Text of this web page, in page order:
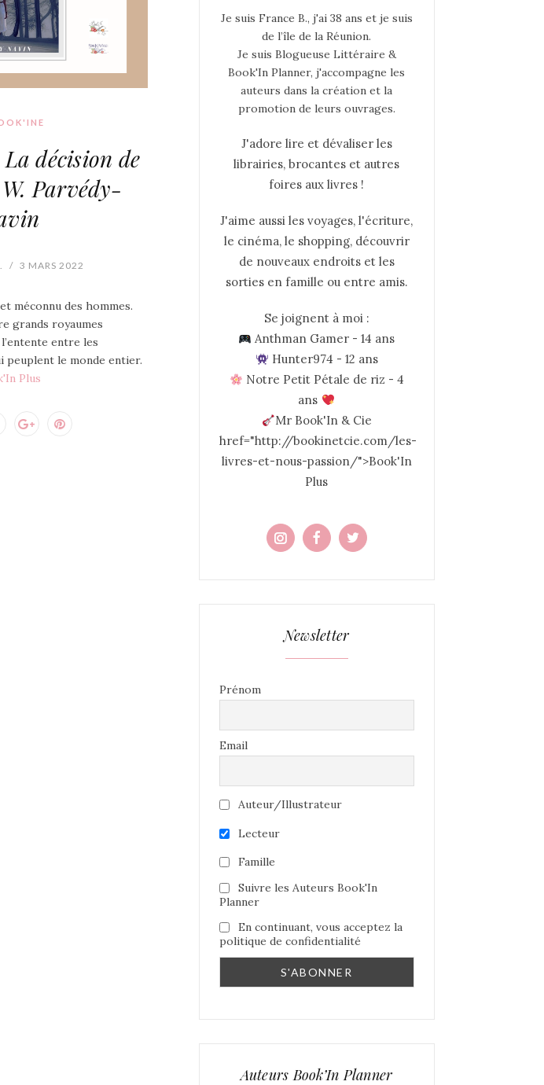
décision de
Parvédy-
/ 3 MARS 2022
méconnu des hommes.
grands royaumes
entre les
peuplent le monde entier.
Plus
Je suis France B., j'ai 38 ans et je suis
de l’île de la Réunion.
Je suis Blogueuse Littéraire &
Book'In Planner, j'accompagne les
auteurs dans la création et la
promotion de leurs ouvrages.
J'adore lire et dévaliser les
librairies, brocantes et autres
foires aux livres !
J'aime aussi les voyages, l'écriture,
le cinéma, le shopping, découvrir
de nouveaux endroits et les
sorties en famille ou entre amis.
Se joignent à moi :
Anthman Gamer - 14 ans
Hunter974 - 12 ans
Notre Petit Pétale de riz - 4
ans
Mr Book'In & Cie
href="http://bookinetcie.com/les-
livres-et-nous-passion/">Book'In
Plus
Newsletter
Prénom
Email
Auteur/Illustrateur
Lecteur
Famille
Suivre les Auteurs Book'In
Planner
En continuant, vous acceptez la
politique de confidentialité
Auteurs Book’In Planner